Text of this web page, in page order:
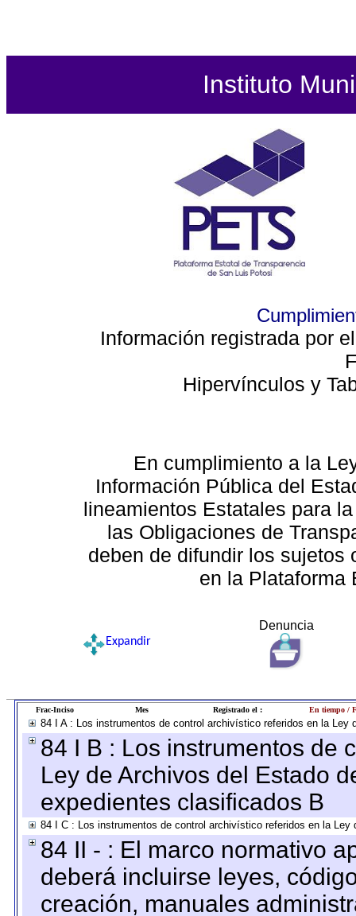
Instituto
Información registrada por
Hipervínculos y
En cumplimiento a la
Información Pública del
lineamientos Estatales para
las Obligaciones de
deben de difundir los sujetos
en la Plataforma
Denuncia
Expandir
Frac-Inciso Mes Registrado el : En tiempo /
84 I A : Los instrumentos de control archivístico referidos en la
84 I B : Los instrumentos de
Ley de Archivos del Estado
expedientes clasificados B
84 I C : Los instrumentos de control archivístico referidos en la
84 II - : El marco normativo
deberá incluirse leyes,
creación, manuales